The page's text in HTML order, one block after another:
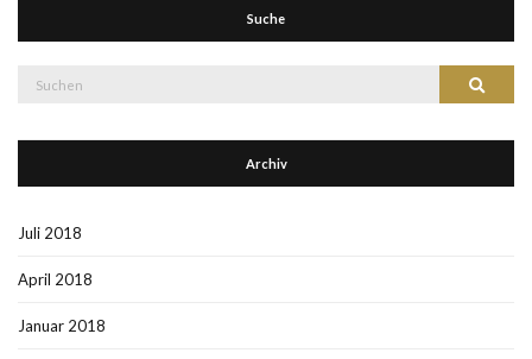
Suche
Suchen
Archiv
Juli 2018
April 2018
Januar 2018